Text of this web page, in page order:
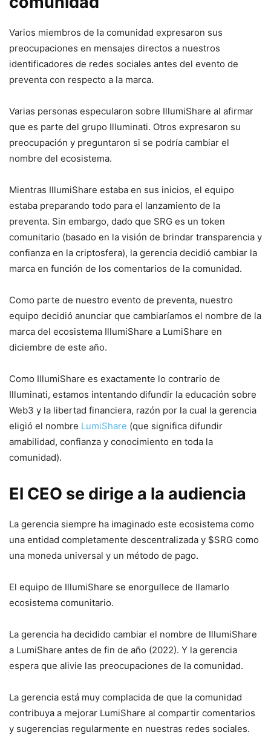
Varios miembros de la comunidad expresaron sus
preocupaciones en mensajes directos a nuestros
identificadores de redes sociales antes del evento de
preventa con respecto a la marca.
Varias personas especularon sobre IllumiShare al afirmar
que es parte del grupo Illuminati. Otros expresaron su
preocupación y preguntaron si se podría cambiar el
nombre del ecosistema.
Mientras IllumiShare estaba en sus inicios, el equipo
estaba preparando todo para el lanzamiento de la
preventa. Sin embargo, dado que SRG es un token
comunitario (basado en la visión de brindar transparencia y
confianza en la criptosfera), la gerencia decidió cambiar la
marca en función de los comentarios de la comunidad.
Como parte de nuestro evento de preventa, nuestro
equipo decidió anunciar que cambiaríamos el nombre de la
marca del ecosistema IllumiShare a LumiShare en
diciembre de este año.
Como IllumiShare es exactamente lo contrario de
Illuminati, estamos intentando difundir la educación sobre
Web3 y la libertad financiera, razón por la cual la gerencia
eligió el nombre LumiShare (que significa difundir
amabilidad, confianza y conocimiento en toda la
comunidad).
El CEO se dirige a la audiencia
La gerencia siempre ha imaginado este ecosistema como
una entidad completamente descentralizada y $SRG como
una moneda universal y un método de pago.
El equipo de IllumiShare se enorgullece de llamarlo
ecosistema comunitario.
La gerencia ha decidido cambiar el nombre de IllumiShare
a LumiShare antes de fin de año (2022). Y la gerencia
espera que alivie las preocupaciones de la comunidad.
La gerencia está muy complacida de que la comunidad
contribuya a mejorar LumiShare al compartir comentarios
y sugerencias regularmente en nuestras redes sociales.